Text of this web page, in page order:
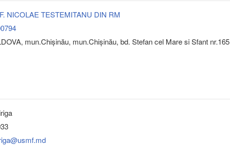
NICOLAE TESTEMITANU DIN RM
mun.Chişinău, mun.Chişinău, bd. Stefan cel Mare si Sfant nr.165